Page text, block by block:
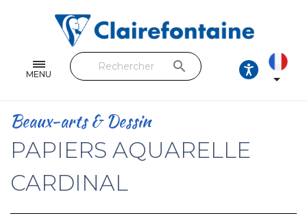
MENU
Feuilles & Copies
Beaux-arts & Dessin
Loisirs créatifs
Papiers cadeaux et emballages
Cuir & trousses
search

Beaux-arts & Dessin
PAPIERS AQUARELLE
CARDINAL